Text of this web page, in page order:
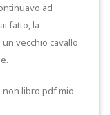
ad
fatto, la
vecchio cavallo
libro pdf mio